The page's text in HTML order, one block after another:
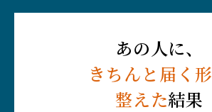
あの人に、
きちんと届く形
整えた結果